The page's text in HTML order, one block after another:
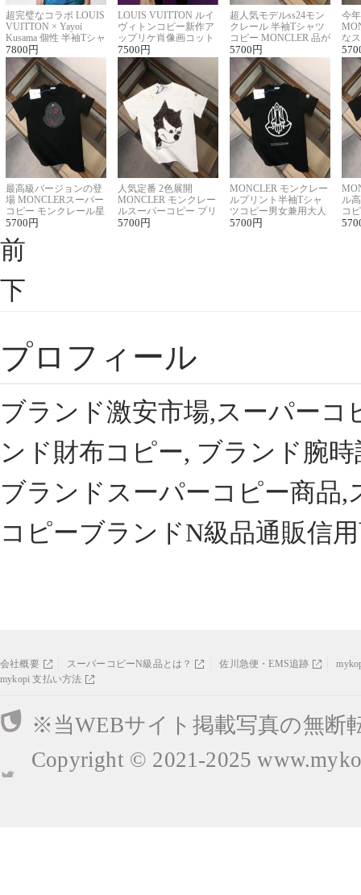
超完璧なコラボ LOUIS
VUITTON × Yayoi
Kusama 個性 半袖Tシャ
ツコピー男女兼用
7800 円
LOUIS VUITTON ルイ
ヴィトンコピー新作ア
ップリケ肖像画コット
ンニット半袖Tシャツ
7500 円
超人気モデルss24モン
クレール 半袖Tシャツ
コピー MONCLER 品が
良く見た目
5700 円
今
な
ル
最高級バージョンの登
場 MONCLERスーパー
コピー モンクレール星
座半袖Tシャツ
5700 円
人気定番 2色展開
MONCLER モンクレー
ルスーパーコピー プリ
ント半袖Tシャツ
5700 円
MONCLER モンクレー
ルプリント半袖Tシャ
ツコピー男女兼用大人
可愛い春夏コーデ
5700 円
ル
コ
ィ
前
下
プロフィール
ブランド激安市場,スーパー
ンド財布コピー, ブランド腕
ブランドスーパーコピー商品
コピーブランドN級品通販信
会社概要 スーパーコピーN級品とは？ 佐川急便・EMS追跡
mykopi 支払い方法
※当WEBサイト掲載写真の無断
Copyright © 2021-2025